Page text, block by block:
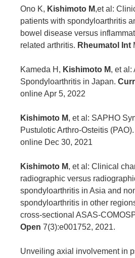
Ono K, Kishimoto M,et al:
patients with spondyloarthritis
bowel disease versus
related arthritis. Rheumatol Int
Kameda H, Kishimoto M, et al:
Spondyloarthritis in Japan.
online Apr 5, 2022
Kishimoto M, et al: SAPHO
Pustulotic Arthro-Osteitis (PAO).
online Dec 30, 2021
Kishimoto M, et al: Clinical
radiographic versus
spondyloarthritis in Asia and
spondyloarthritis in other
cross-sectional ASAS-
Open 7(3):e001752, 2021.
Unveiling axial involvement in